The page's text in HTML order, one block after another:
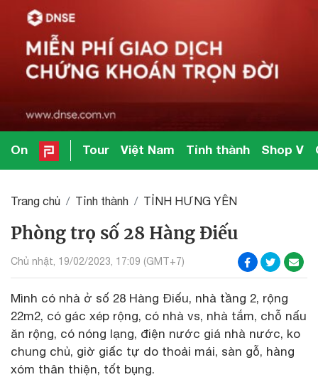
On Tour Việt Nam Tỉnh thành Shop V
Trang chủ Tỉnh thành TỈNH HƯNG YÊN
Phòng trọ số 28 Hàng Điếu
Chủ nhật, 19/02/2023, 17:09 (GMT+7)
Mình có nhà ở số 28 Hàng Điếu, nhà tầng 2, rộng
22m2, có gác xép rộng, có nhà vs, nhà tắm, chỗ nấu
ăn rộng, có nóng lạng, điện nước giá nhà nước, ko
chung chủ, giờ giấc tự do thoải mái, sàn gỗ, hàng
xóm thân thiện, tốt bụng.